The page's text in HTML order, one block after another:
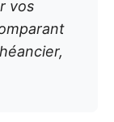
vos